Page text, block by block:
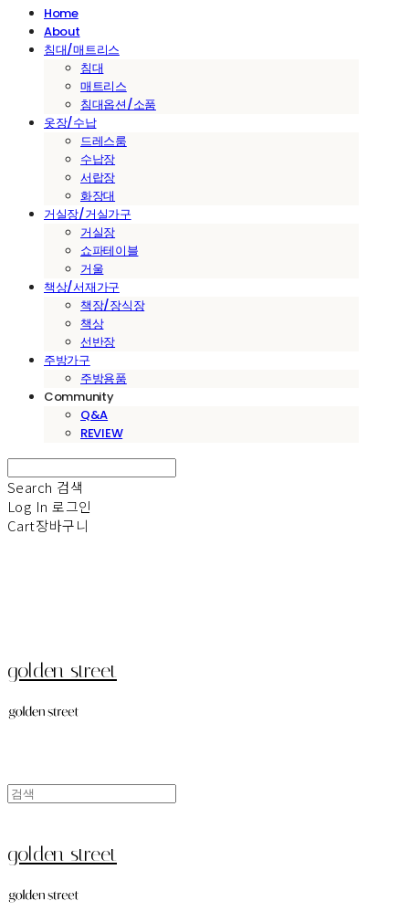
Home
About
침대/매트리스
침대
매트리스
침대옵션/소품
옷장/수납
드레스룸
수납장
서랍장
화장대
거실장/거실가구
거실장
쇼파테이블
거울
책상/서재가구
책장/장식장
책상
선반장
주방가구
주방용품
Community
Q&A
REVIEW
Search 검색
Log In 로그인
Cart장바구니
golden street
golden street